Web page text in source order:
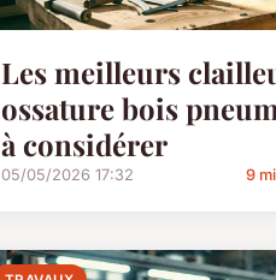
Les meilleurs
ossature bois
à considérer
05/05/2026 17:32 9